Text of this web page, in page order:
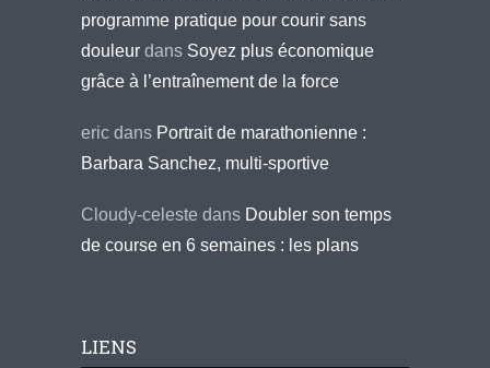
programme pratique pour courir sans
douleur dans Soyez plus économique
grâce à l’entraînement de la force
eric dans Portrait de marathonienne :
Barbara Sanchez, multi-sportive
Cloudy-celeste dans Doubler son temps
de course en 6 semaines : les plans
LIENS